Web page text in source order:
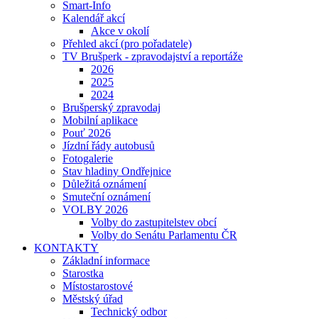
Smart-Info
Kalendář akcí
Akce v okolí
Přehled akcí (pro pořadatele)
TV Brušperk - zpravodajství a reportáže
2026
2025
2024
Brušperský zpravodaj
Mobilní aplikace
Pouť 2026
Jízdní řády autobusů
Fotogalerie
Stav hladiny Ondřejnice
Důležitá oznámení
Smuteční oznámení
VOLBY 2026
Volby do zastupitelstev obcí
Volby do Senátu Parlamentu ČR
KONTAKTY
Základní informace
Starostka
Místostarostové
Městský úřad
Technický odbor